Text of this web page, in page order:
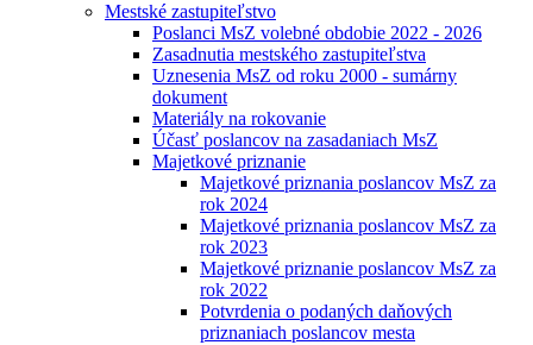
Mestské zastupiteľstvo
Poslanci MsZ volebné obdobie 2022 - 2026
Zasadnutia mestského zastupiteľstva
Uznesenia MsZ od roku 2000 - sumárny
dokument
Materiály na rokovanie
Účasť poslancov na zasadaniach MsZ
Majetkové priznanie
Majetkové priznania poslancov MsZ za
rok 2024
Majetkové priznania poslancov MsZ za
rok 2023
Majetkové priznanie poslancov MsZ za
rok 2022
Potvrdenia o podaných daňových
priznaniach poslancov mesta